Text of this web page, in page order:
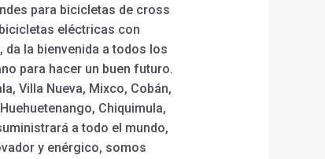
para bicicletas de cross
eléctricas con
da la bienvenida a todos los
para hacer un buen futuro.
Villa Nueva, Mixco, Cobán,
Chiquimula,
a todo el mundo,
y enérgico, somos